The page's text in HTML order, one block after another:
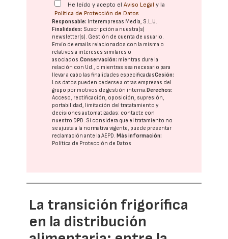
He leído y acepto elAviso Legal y la
Política de Protección de Datos
Responsable: Interempresas Media, S.L.U.
Finalidades: Suscripción a nuestra(s)
newsletter(s). Gestión de cuenta de usuario.
Envío de emails relacionados con la misma o
relativos a intereses similares o
asociados.Conservación: mientras dure la
relación con Ud., o mientras sea necesario para
llevar a cabo las finalidades especificadasCesión:
Los datos pueden cederse a otras empresas del
grupo por motivos de gestión interna.Derechos:
Acceso, rectificación, oposición, supresión,
portabilidad, limitación del tratatamiento y
decisiones automatizadas: contacte con
nuestro DPD. Si considera que el tratamiento no
se ajusta a la normativa vigente, puede presentar
reclamación ante laAEPD.Más información:
Política de Protección de Datos
La transición frigorífica
en la distribución